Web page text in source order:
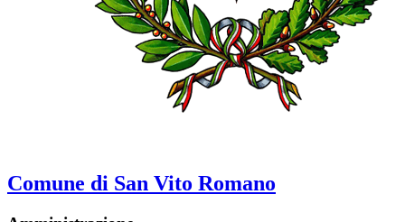
Comune di San Vito Romano